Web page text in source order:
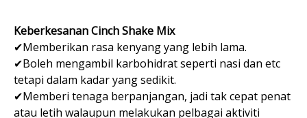
Keberkesanan Cinch Shake Mix
✔Memberikan rasa kenyang yang lebih lama.
✔Boleh mengambil karbohidrat seperti nasi dan etc
tetapi dalam kadar yang sedikit.
✔Memberi tenaga berpanjangan, jadi tak cepat penat
atau letih walaupun melakukan pelbagai aktiviti